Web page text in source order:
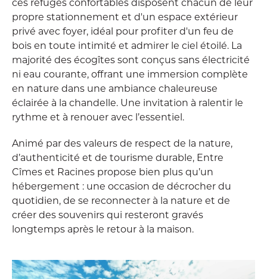
propre stationnement et d'un espace extérieur
privé avec foyer, idéal pour profiter d'un feu de
bois en toute intimité et admirer le ciel étoilé. La
majorité des écogîtes sont conçus sans électricité
ni eau courante, offrant une immersion complète
en nature dans une ambiance chaleureuse
éclairée à la chandelle. Une invitation à ralentir le
rythme et à renouer avec l’essentiel.
Animé par des valeurs de respect de la nature,
d’authenticité et de tourisme durable, Entre
Cîmes et Racines propose bien plus qu’un
hébergement : une occasion de décrocher du
quotidien, de se reconnecter à la nature et de
créer des souvenirs qui resteront gravés
longtemps après le retour à la maison.